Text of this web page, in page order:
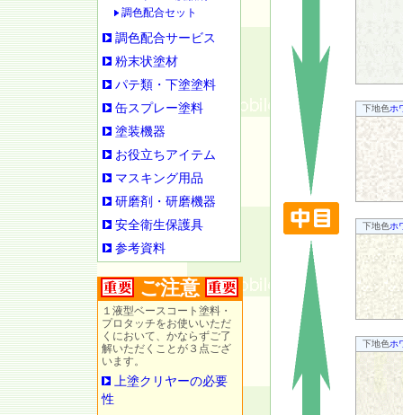
調色配合セット
調色配合サービス
粉末状塗材
パテ類・下塗塗料
缶スプレー塗料
塗装機器
お役立ちアイテム
マスキング用品
研磨剤・研磨機器
安全衛生保護具
参考資料
ご注意
１液型ベースコート塗料・
プロタッチをお使いいただ
くにおいて、かならずご了
解いただくことが３点ござ
います。
上塗クリヤーの必要
性
下地色ホ
下地色ホ
下地色ホ